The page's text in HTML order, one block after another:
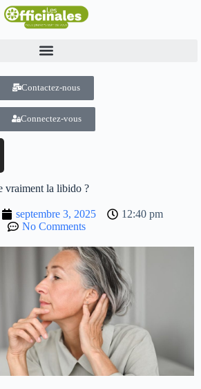
Contactez-nous
Connectez-vous
vraiment la libido ?
septembre 3, 2025
12:40 pm
No Comments